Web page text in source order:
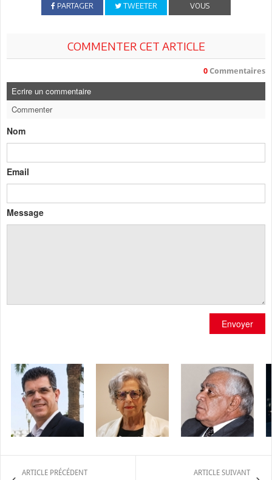
PARTAGER TWEETER
VOUS
COMMENTER CET ARTICLE
0 Commentaires
Ecrire un commentaire
Commenter
Nom
Email
Message
Envoyer
ARTICLE PRÉCÉDENT ARTICLE SUIVANT